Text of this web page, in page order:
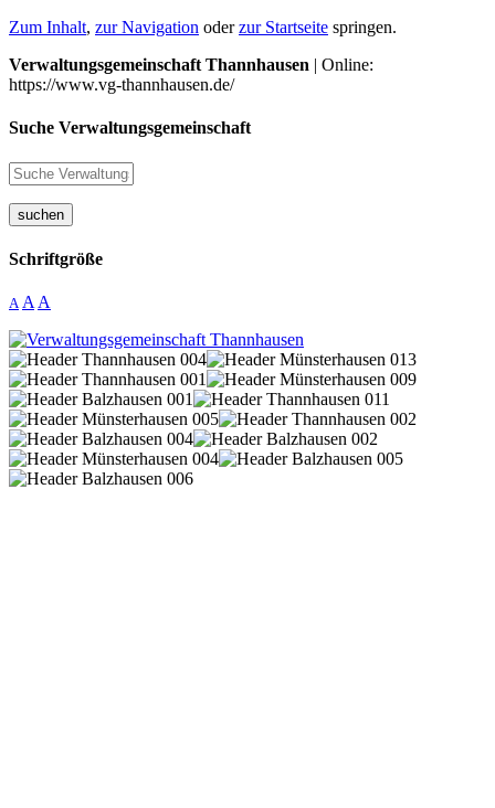
Zum Inhalt, zur Navigation oderzur Startseite springen.
Verwaltungsgemeinschaft Thannhausen | Online:
https://www.vg-thannhausen.de/
Suche Verwaltungsgemeinschaft
suchen
Schriftgröße
A A A